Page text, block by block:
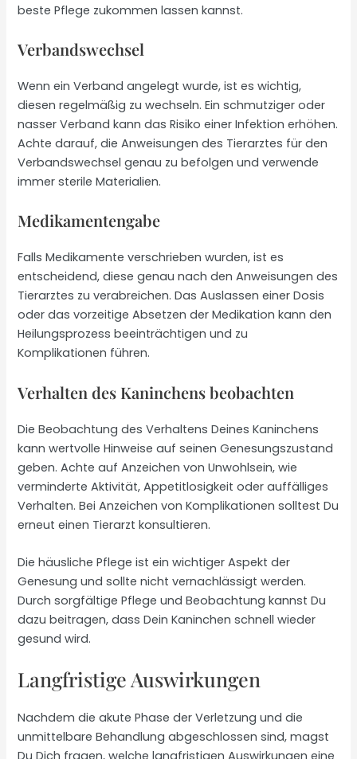
beste Pflege zukommen lassen kannst.
Verbandswechsel
Wenn ein Verband angelegt wurde, ist es wichtig,
diesen regelmäßig zu wechseln. Ein schmutziger oder
nasser Verband kann das Risiko einer Infektion erhöhen.
Achte darauf, die Anweisungen des Tierarztes für den
Verbandswechsel genau zu befolgen und verwende
immer sterile Materialien.
Medikamentengabe
Falls Medikamente verschrieben wurden, ist es
entscheidend, diese genau nach den Anweisungen des
Tierarztes zu verabreichen. Das Auslassen einer Dosis
oder das vorzeitige Absetzen der Medikation kann den
Heilungsprozess beeinträchtigen und zu
Komplikationen führen.
Verhalten des Kaninchens beobachten
Die Beobachtung des Verhaltens Deines Kaninchens
kann wertvolle Hinweise auf seinen Genesungszustand
geben. Achte auf Anzeichen von Unwohlsein, wie
verminderte Aktivität, Appetitlosigkeit oder auffälliges
Verhalten. Bei Anzeichen von Komplikationen solltest Du
erneut einen Tierarzt konsultieren.
Die häusliche Pflege ist ein wichtiger Aspekt der
Genesung und sollte nicht vernachlässigt werden.
Durch sorgfältige Pflege und Beobachtung kannst Du
dazu beitragen, dass Dein Kaninchen schnell wieder
gesund wird.
Langfristige Auswirkungen
Nachdem die akute Phase der Verletzung und die
unmittelbare Behandlung abgeschlossen sind, magst